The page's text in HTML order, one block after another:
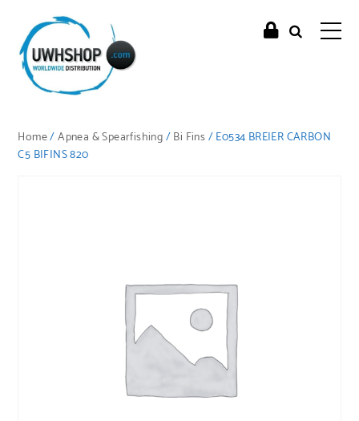
Home/Apnea & Spearfishing/Bi Fins/ E0534 BREIER CARBON
C5 BIFINS 820